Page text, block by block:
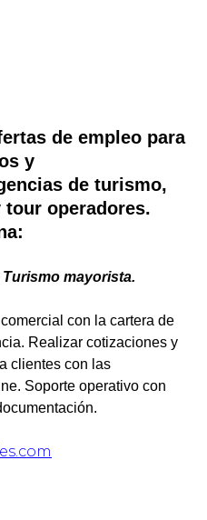
de empleo para
y
de turismo,
tour operadores.
mayorista.
con la cartera de
Realizar cotizaciones y
clientes con las
Soporte operativo con